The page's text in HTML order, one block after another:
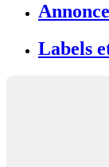
Labels